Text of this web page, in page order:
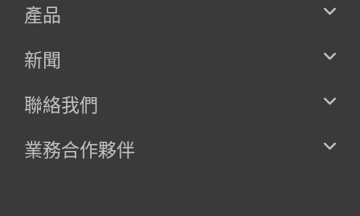
產品
新聞
聯絡我們
業務合作夥伴